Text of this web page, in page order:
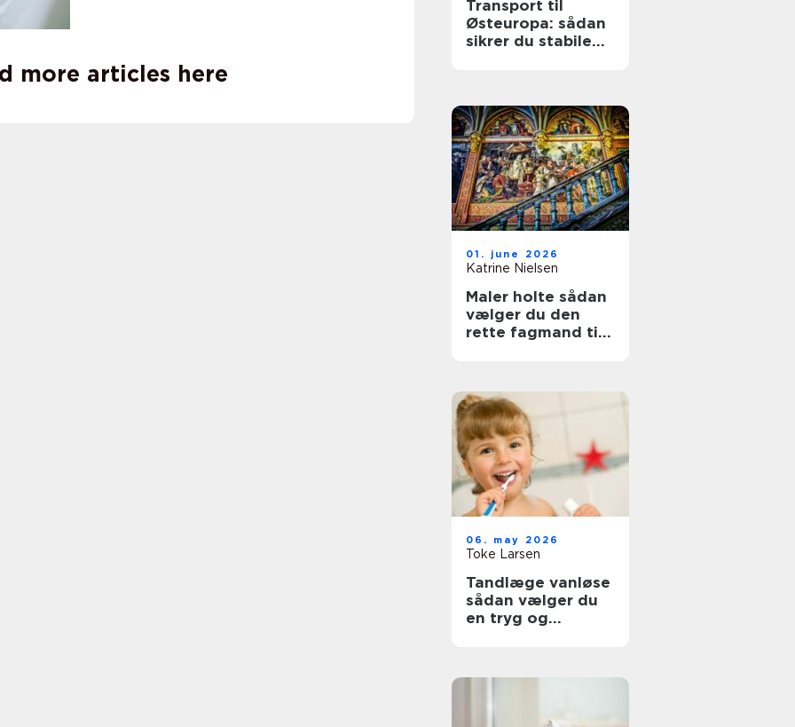
more articles here
Transport til
Østeuropa: sådan
sikrer du stabile
01. june 2026
Katrine Nielsen
Maler holte sådan
vælger du den
rette fagmand til
06. may 2026
Toke Larsen
Tandlæge vanløse
sådan vælger du
en tryg og